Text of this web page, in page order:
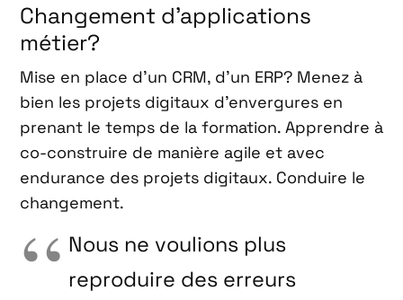
Changement d’applications
métier?
Mise en place d’un CRM, d’un ERP? Menez à
bien les projets digitaux d’envergures en
prenant le temps de la formation. Apprendre à
co-construire de manière agile et avec
endurance des projets digitaux. Conduire le
changement.
Nous ne voulions plus
reproduire des erreurs